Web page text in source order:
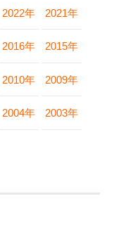
2022年 2021年
2016年 2015年
2010年 2009年
2004年 2003年